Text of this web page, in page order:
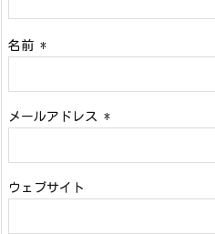
名前 *
メールアドレス *
ウェブサイト